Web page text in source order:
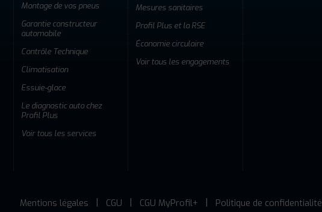
Montage de vos pneus
Garantie constructeur
automobile
Contrôle Technique
Climatisation
Essuie-glace
Le diagnostic auto chez
Profil Plus
Voir tous les services
Mesures sanitaires
Profil Plus et la RSE
Économie circulaire
Voir tous les engagements
Mentions légales CGU CGU MyProfil+ Politique de confidentialité